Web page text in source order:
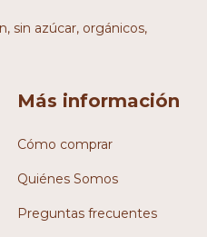
sin azúcar, orgánicos,
Más información
Cómo comprar
Quiénes Somos
Preguntas frecuentes